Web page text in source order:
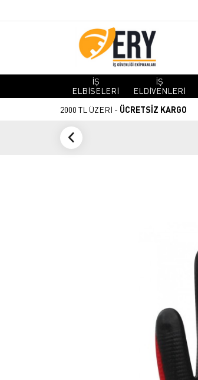
İŞ
ELBİSELERİ
İŞ
ELDİVENLERİ
2000 TL ÜZERİ - ÜCRETSİZ KARGO